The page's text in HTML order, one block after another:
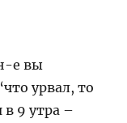
е вы
урвал, то
9 утра –